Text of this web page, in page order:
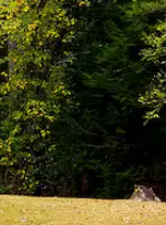
do teclado ou